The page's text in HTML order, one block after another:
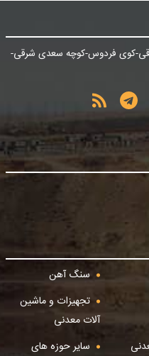
شرقی-کوی فردوس-کوچه سعدی شرقی-
سنگ آهن
تجهیزات و ماشین
آلات معدنی
سایر حوزه های